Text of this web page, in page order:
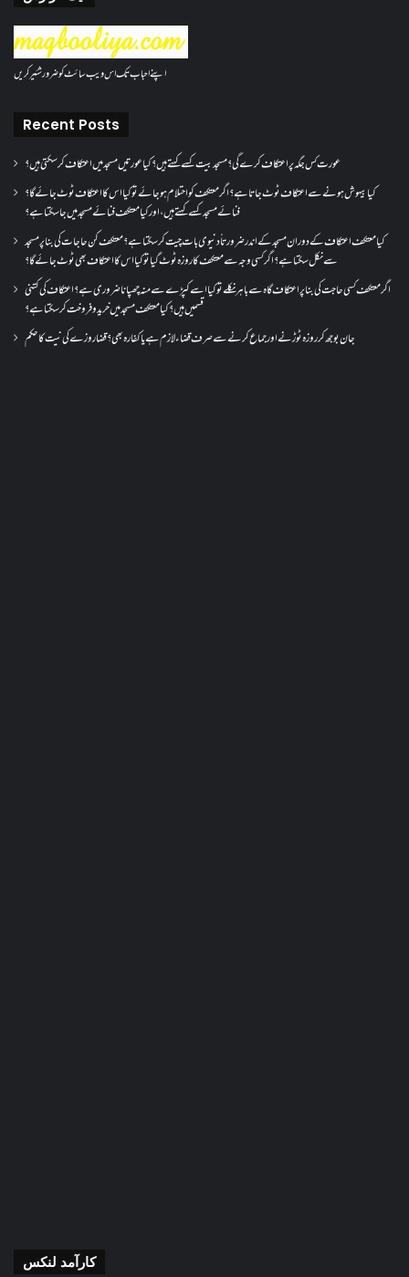
اپنے احباب تک اس ویب سائٹ کو ضرور شئیر کریں
Recent Posts
عورت کس جگہ پر اعتکاف کرے گی؟مسجد بیت کسے کہتے ہیں؟کیا عورتیں مسجد میں اعتکاف کر سکتی ہیں؟
کیا بیہوش ہونے سے اعتکاف ٹوٹ جاتا ہے؟ اگر معتکف کو احتلام ہو جائے تو کیا اس کا اعتکاف ٹوٹ جائے گا؟
فنائے مسجد کسے کہتے ہیں ، اور کیا معتکف فنائے مسجد میں جا سکتا ہے؟
کیا معتکف اعتکاف کے دوران مسجد کے اندر ضرورتاً دنیوی بات چیت کر سکتا ہے؟معتکف کن حاجات کی بنا پر مسجد
سے نکل سکتا ہے؟ اگر کسی وجہ سے معتکف کا روزہ ٹوٹ گیا تو کیا اس کا اعتکاف بھی ٹوٹ جائے گا؟
اگر معتکف کسی حاجت کی بنا پر اعتکاف گاہ سے باہر نکلے تو کیا اسے کپڑے سے منہ چھپانا ضروری ہے؟اعتکاف کی کتنی
قسمیں ہیں؟کیا معتکف مسجد میں خرید و فروخت کر سکتا ہے؟
جان بوجھ کر روزہ ٹوڑنے اور جماع کرنے سے صرف قضاء لازم ہے یا کفارہ بھی؟ قضا روزے کی نیت کا حکم
کارآمد لنکس